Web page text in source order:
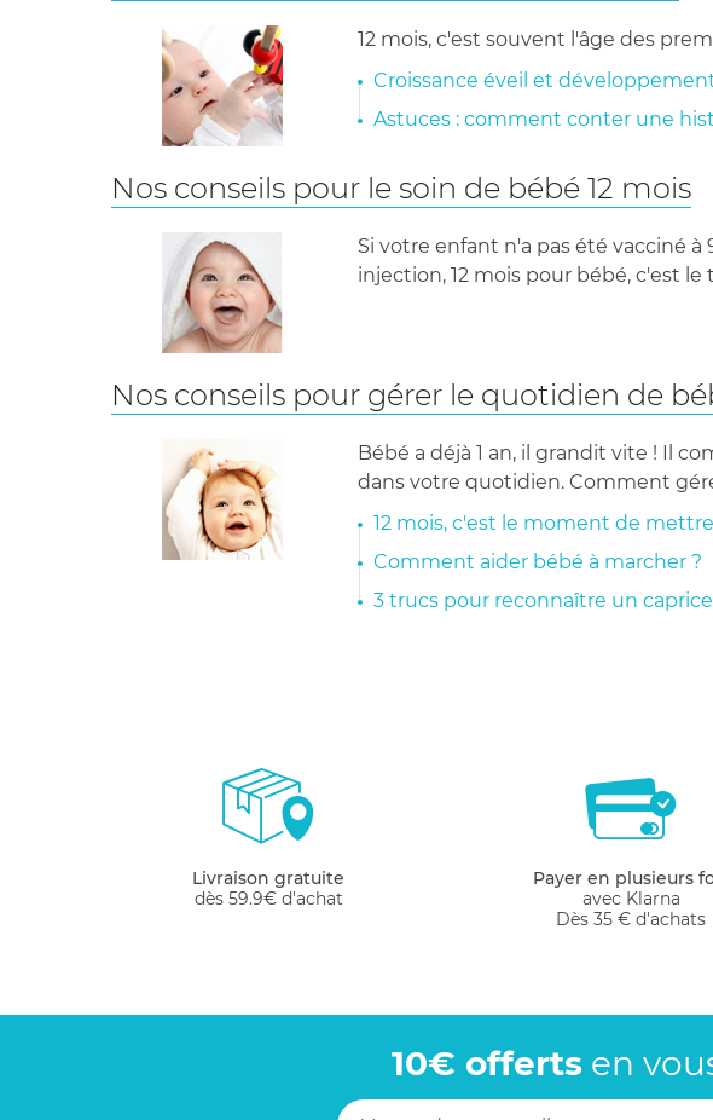
12 mois, c'est souvent l'âge des
Croissance éveil et
Astuces : comment conter une
Nos conseils pour le soin de bébé 12 mois
Si votre enfant n'a pas été vacciné
injection, 12 mois pour bébé, c'est le
Nos conseils pour gérer le quotidien de
Bébé a déjà 1 an, il grandit vite ! Il
dans votre quotidien. Comment
12 mois, c'est le moment de
Comment aider bébé à marcher ?
3 trucs pour reconnaître un caprice
Livraison gratuite
dès 59.9€ d'achat
Payer en plusieurs
avec Klarna
Dès 35 € d'achats
10€ offertsen